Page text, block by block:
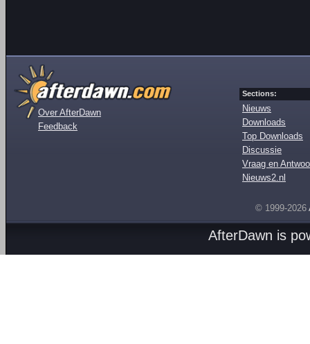
Over AfterDawn
Feedback
Sections:
Nieuws
Downloads
Top Downloads
Discussie
Vraag en
Nieuws2.nl
© 1999-2026
AfterDawn is